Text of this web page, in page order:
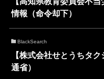
情報（命令却下）
BlackSearch
【株式会社せとうちタ
通省）